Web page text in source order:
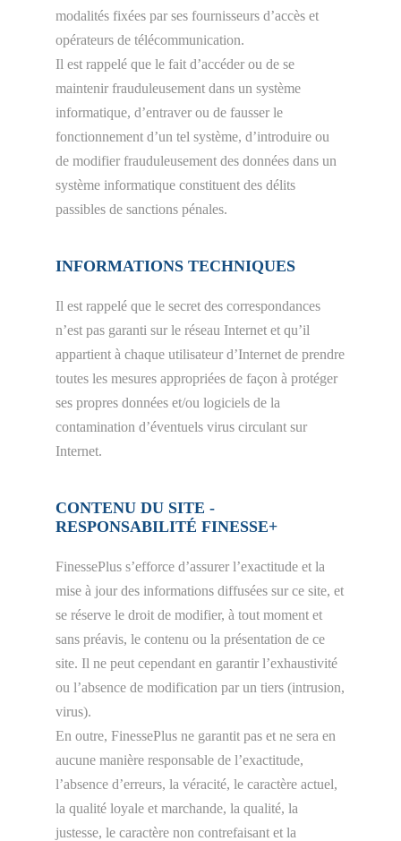
modalités fixées par ses fournisseurs d’accès et
opérateurs de télécommunication.
Il est rappelé que le fait d’accéder ou de se
maintenir frauduleusement dans un système
informatique, d’entraver ou de fausser le
fonctionnement d’un tel système, d’introduire ou
de modifier frauduleusement des données dans un
système informatique constituent des délits
passibles de sanctions pénales.
INFORMATIONS TECHNIQUES
Il est rappelé que le secret des correspondances
n’est pas garanti sur le réseau Internet et qu’il
appartient à chaque utilisateur d’Internet de prendre
toutes les mesures appropriées de façon à protéger
ses propres données et/ou logiciels de la
contamination d’éventuels virus circulant sur
Internet.
CONTENU DU SITE -
RESPONSABILITÉ FINESSE+
FinessePlus s’efforce d’assurer l’exactitude et la
mise à jour des informations diffusées sur ce site, et
se réserve le droit de modifier, à tout moment et
sans préavis, le contenu ou la présentation de ce
site. Il ne peut cependant en garantir l’exhaustivité
ou l’absence de modification par un tiers (intrusion,
virus).
En outre, FinessePlus ne garantit pas et ne sera en
aucune manière responsable de l’exactitude,
l’absence d’erreurs, la véracité, le caractère actuel,
la qualité loyale et marchande, la qualité, la
justesse, le caractère non contrefaisant et la